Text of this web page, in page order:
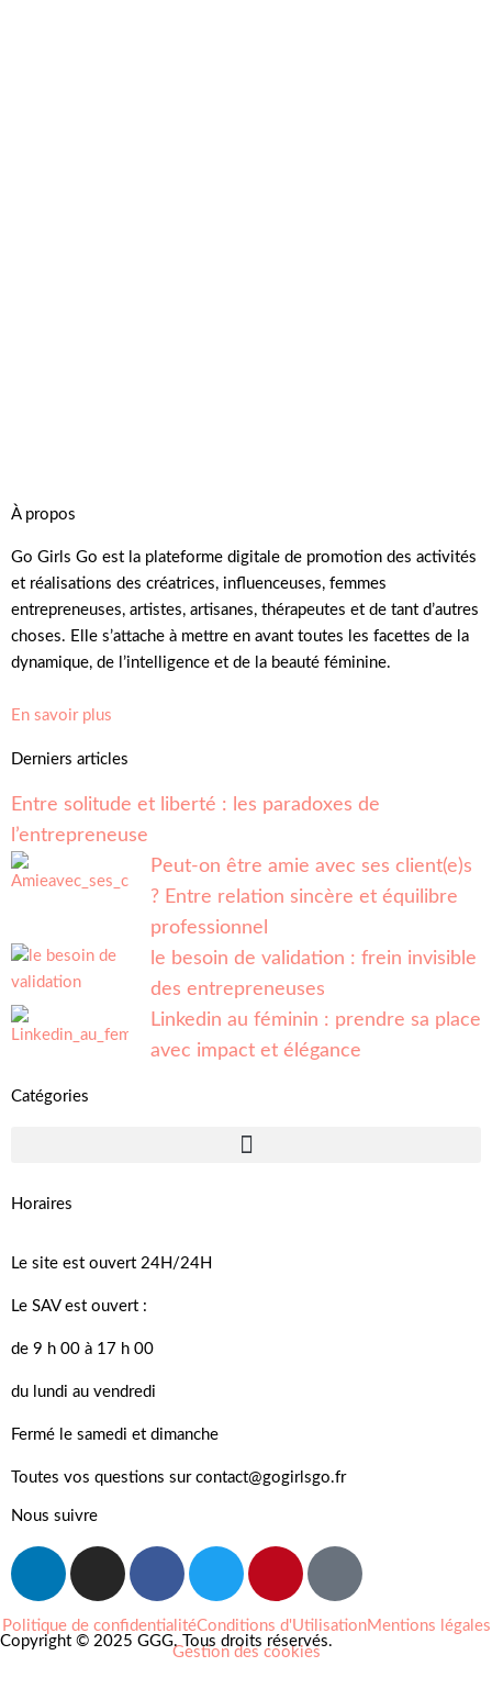
À propos
Go Girls Go est la plateforme digitale de promotion des activités
et réalisations des créatrices, influenceuses, femmes
entrepreneuses, artistes, artisanes, thérapeutes et de tant d’autres
choses. Elle s’attache à mettre en avant toutes les facettes de la
dynamique, de l’intelligence et de la beauté féminine.
En savoir plus
Derniers articles
Entre solitude et liberté : les paradoxes de
l’entrepreneuse
Peut-on être amie avec ses client(e)s
? Entre relation sincère et équilibre
professionnel
le besoin de validation : frein invisible
des entrepreneuses
Linkedin au féminin : prendre sa place
avec impact et élégance
Catégories
Horaires
Le site est ouvert 24H/24H
Le SAV est ouvert :
de 9 h 00 à 17 h 00
du lundi au vendredi
Fermé le samedi et dimanche
Toutes vos questions sur contact@gogirlsgo.fr
Nous suivre
Copyright © 2025 GGG. Tous droits réservés.
Politique de confidentialitéConditions d'UtilisationMentions légales
Gestion des cookies